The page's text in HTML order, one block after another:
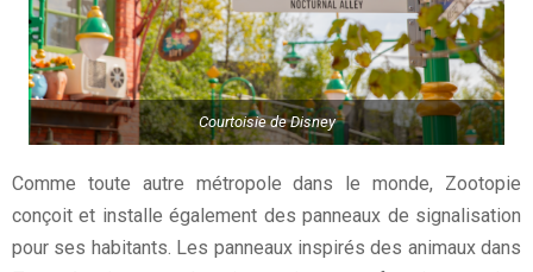
Courtoisie de Disney
Comme toute autre métropole dans le monde, Zootopie
conçoit et installe également des panneaux de signalisation
pour ses habitants. Les panneaux inspirés des animaux dans